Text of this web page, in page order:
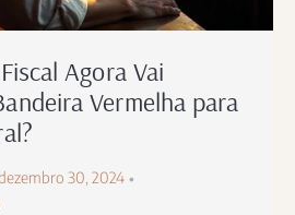
Agora Vai
Vermelha para
30, 2024 •